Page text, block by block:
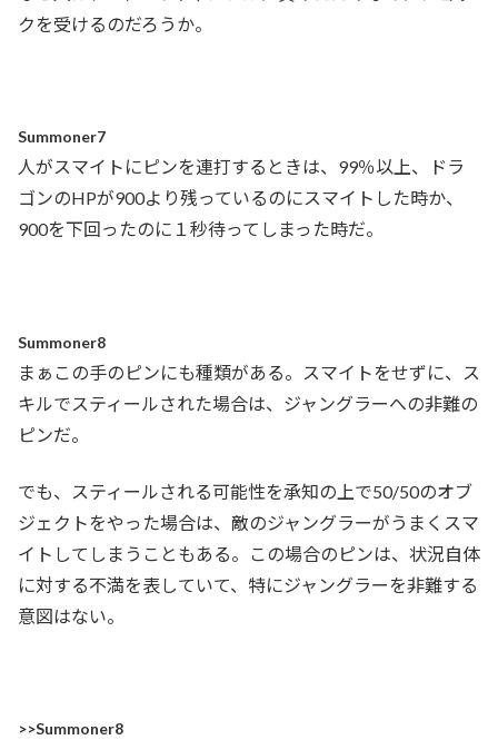
クを受けるのだろうか。
Summoner7
人がスマイトにピンを連打するときは、99％以上、ドラ
ゴンのHPが900より残っているのにスマイトした時か、
900を下回ったのに１秒待ってしまった時だ。
Summoner8
まぁこの手のピンにも種類がある。スマイトをせずに、ス
キルでスティールされた場合は、ジャングラーへの非難の
ピンだ。
でも、スティールされる可能性を承知の上で50/50のオブ
ジェクトをやった場合は、敵のジャングラーがうまくスマ
イトしてしまうこともある。この場合のピンは、状況自体
に対する不満を表していて、特にジャングラーを非難する
意図はない。
>>Summoner8